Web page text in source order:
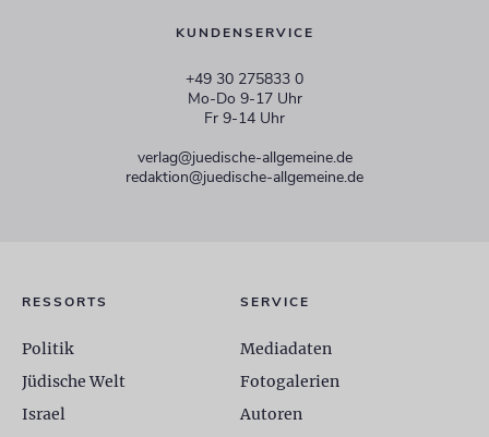
KUNDENSERVICE
+49 30 275833 0
Mo-Do 9-17 Uhr
Fr 9-14 Uhr
verlag@juedische-allgemeine.de
redaktion@juedische-allgemeine.de
RESSORTS
Politik
Jüdische Welt
Israel
SERVICE
Mediadaten
Fotogalerien
Autoren